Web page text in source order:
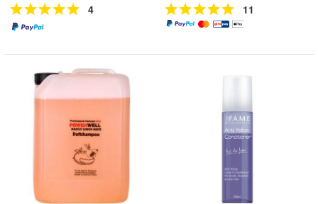
4 11